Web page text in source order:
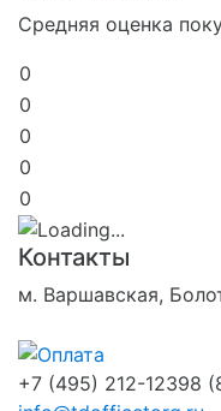
Средняя оценка
0
0
0
0
0
Контакты
м. Варшавская,
+7 (495) 212-12398